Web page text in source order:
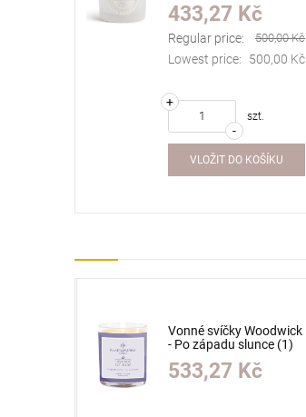
(1) (1) (1) (1) (1) (1) (1)
(1) (1) (1)
433,27 Kč
Regular price: 500,00 Kč
Lowest price: 500,00 Kč
-
+
szt.
VLOŽIT DO KOŠÍKU
Vonné svíčky Woodwick
- Po západu slunce (1)
533,27 Kč